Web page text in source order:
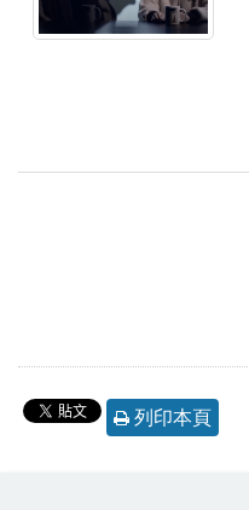
列印本頁